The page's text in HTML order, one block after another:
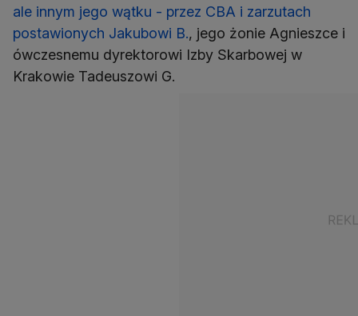
ale innym jego wątku - przez CBA i zarzutach
postawionych Jakubowi B., jego żonie Agnieszce i
ówczesnemu dyrektorowi Izby Skarbowej w
Krakowie Tadeuszowi G.